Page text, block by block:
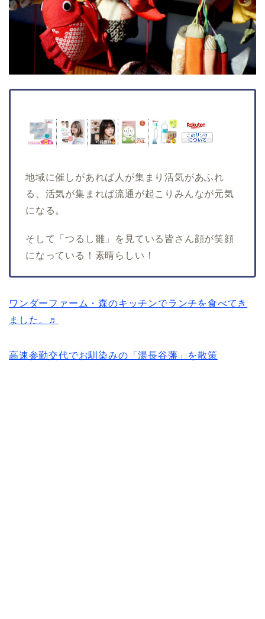
地域に催しがあれば人が集まり活気があふれ
る、活気が集まれば流通が起こりみんなが元気
になる。
そして「つるし雛」を見ている皆さん顔が笑顔
になっている！素晴らしい！
ワンダーファーム・森のキッチンでランチを食べてき
ました。♬
高速参勤交代でお馴染みの「湯長谷藩」を散策